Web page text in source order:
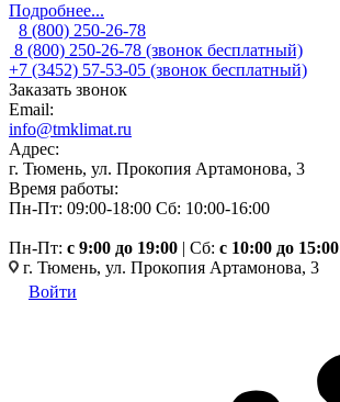
Подробнее...
8 (800) 250-26-78
8 (800) 250-26-78 (звонок бесплатный)
+7 (3452) 57-53-05 (звонок бесплатный)
Заказать звонок
Email:
info@tmklimat.ru
Адрес:
г. Тюмень, ул. Прокопия Артамонова, 3
Время работы:
Пн-Пт: 09:00-18:00 Сб: 10:00-16:00
Пн-Пт: c 9:00 до 19:00 | Сб: с 10:00 до 15:00
г. Тюмень, ул. Прокопия Артамонова, 3
Войти